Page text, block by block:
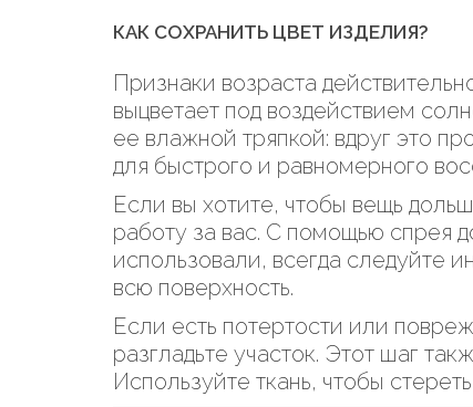
КАК СОХРАНИТЬ ЦВЕТ ИЗДЕЛИЯ?
Признаки возраста
выцветает под воздействием
ее влажной тряпкой: вдруг это
для быстрого и равномерного
Если вы хотите, чтобы вещь
работу за вас. С помощью спрея
использовали, всегда следуйте
всю поверхность.
Если есть потертости или
разгладьте участок. Этот шаг
Используйте ткань, чтобы